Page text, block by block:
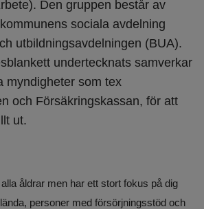
rbete). Den gruppen består av
sociala avdelning
utbildningsavdelningen (BUA).
undertecknats samverkar
myndigheter som tex
och Försäkringskassan, för att
ut.
åldrar men har ett stort fokus på dig
personer med försörjningsstöd och